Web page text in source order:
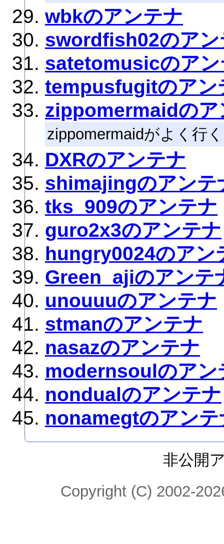
wbkのアンテナ
swordfish02のアン
satetomusicのアン
tempusfugitのアン
zippomermaidのア
zippomermaidがよく行
DXRのアンテナ
shimajingのアンテ
tks_909のアンテナ
guro2x3のアンテナ
hungry0024のアン
Green_ajiのアンテ
unouuuのアンテナ
stmanのアンテナ
nasazのアンテナ
modernsoulのアン
nondualのアンテナ
nonamegtのアンテ
非公開
Copyright (C) 2002-